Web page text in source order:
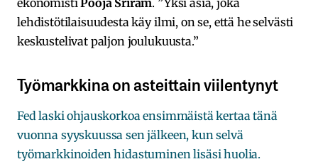
lehdistötilaisuudesta käy ilmi, on se, että he selvästi
keskustelivat paljon joulukuusta.”
Työmarkkina on asteittain viilentynyt
Fed laski ohjauskorkoa ensimmäistä kertaa tänä
vuonna syyskuussa sen jälkeen, kun selvä
työmarkkinoiden hidastuminen lisäsi huolia.